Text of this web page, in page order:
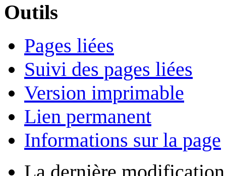
Outils
Pages liées
Suivi des pages liées
Version imprimable
Lien permanent
Informations sur la page